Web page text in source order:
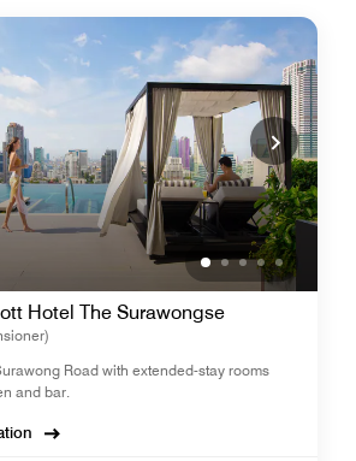
Hotel The Surawongse
Road with extended-stay rooms
and bar.